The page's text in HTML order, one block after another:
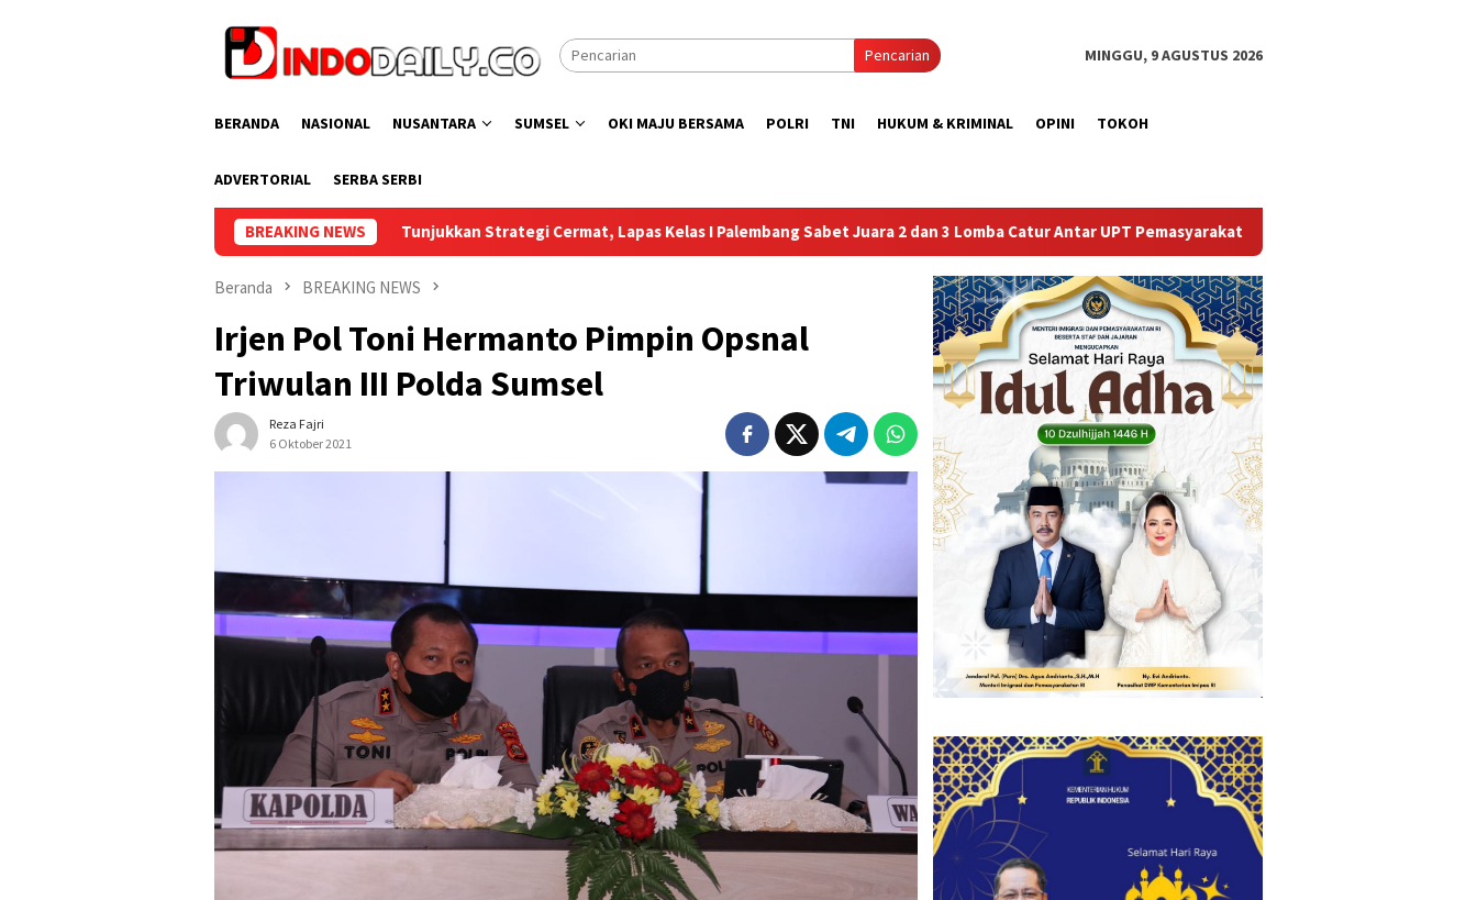
Pencarian MINGGU, 9 AGUSTUS 2026
BERANDA NASIONAL NUSANTARA SUMSEL OKI MAJU BERSAMA POLRI TNI HUKUM & KRIMINAL OPINI TOKOH
ADVERTORIAL SERBA SERBI
BREAKING NEWS
Tunjukkan Strategi Cermat, Lapas Kelas I Palembang Sabet Juara 2 dan 3 Lomba Catur Antar UPT Pemasyarakatan se-Palembang Raya
Beranda BREAKING NEWS
Irjen Pol Toni Hermanto Pimpin Opsnal
Triwulan III Polda Sumsel
Reza Fajri
6 Oktober 2021